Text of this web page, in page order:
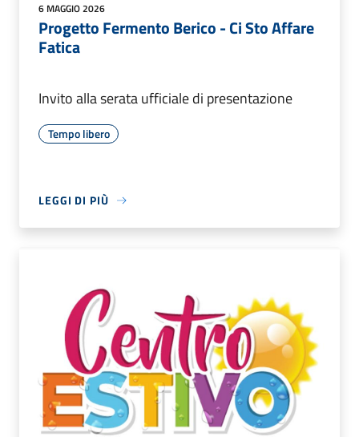
6 MAGGIO 2026
Progetto Fermento Berico - Ci Sto Affare
Fatica
Invito alla serata ufficiale di presentazione
Tempo libero
LEGGI DI PIÙ